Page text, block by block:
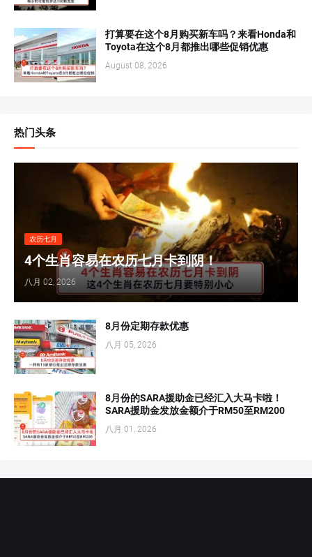
打算要在这个8月购买新车吗？来看Honda和
Toyota在这个8月都推出哪些促销优惠
August 08, 2026
热门头条
农历七月
4个生肖容易在农历七月卡到阴！
八月 02, 2026
8月份定期存款优惠
八月 05, 2026
8月份的SARA援助金已经汇入大马卡啦！
SARA援助金发放金额介于RM50至RM200
八月 01, 2026